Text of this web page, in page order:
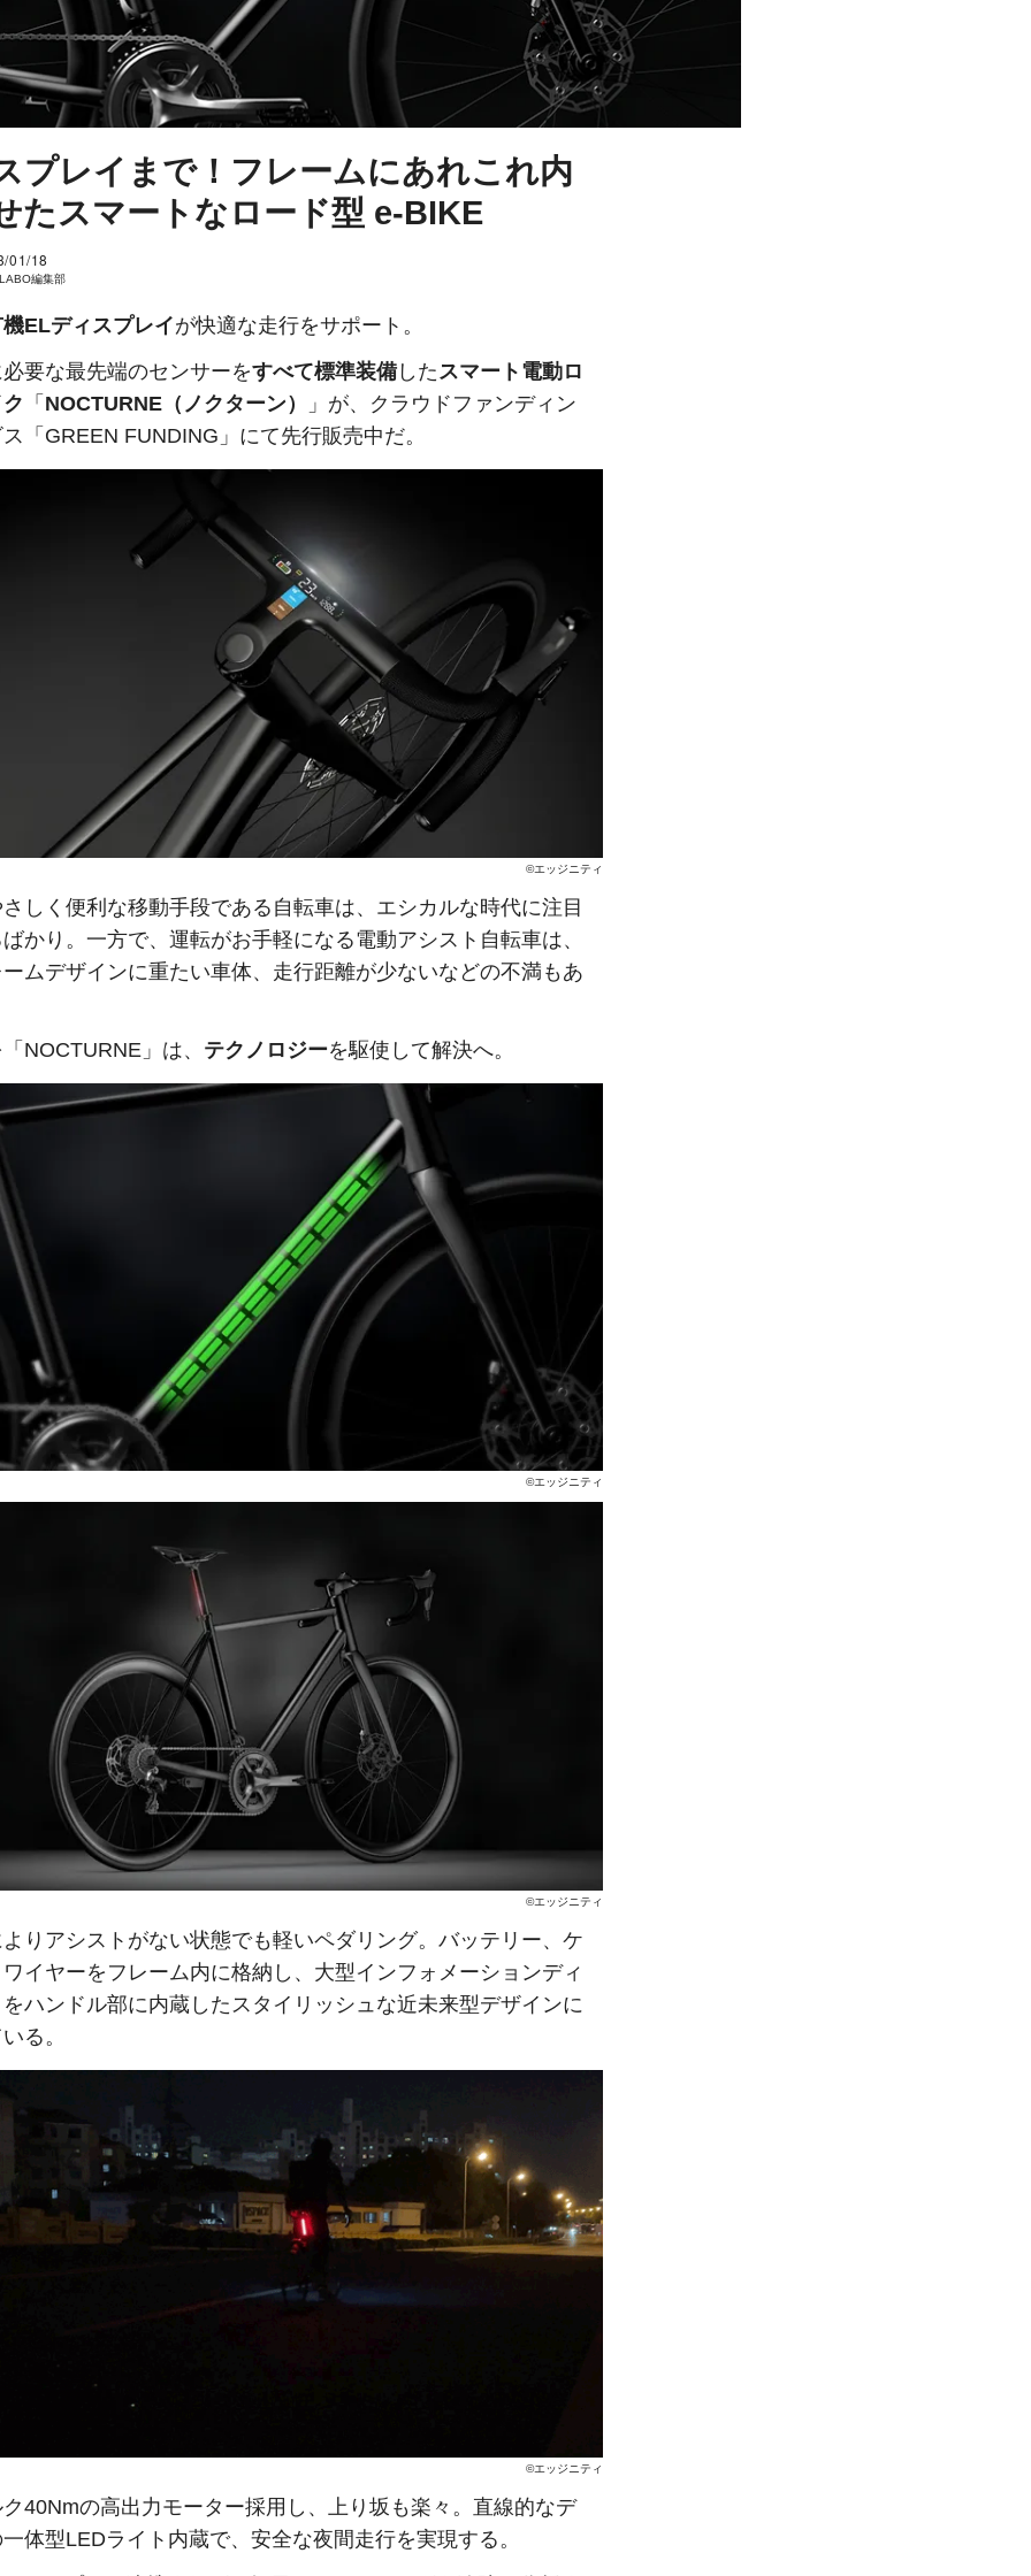
プレイまで！フレームにあれこれ内
たスマートなロード型 e-BIKE
01/18
編集部
ELディスプレイが快適な走行をサポート。
要な最先端のセンサーをすべて標準装備 したスマート電動ロ
「 NOCTURNE（ノクターン）
」が、クラウドファンディン
「GREEN FUNDING」にて先行販売中だ。
©エッジニティ
しく便利な移動手段である自転車は、エシカルな時代に注目
かり。一方で、運転がお手軽になる電動アシスト自転車は、
ムデザインに重たい車体、走行距離が少ないなどの不満もあ
NOCTURNE」は、 テクノロジーを駆使して解決へ。
©エッジニティ
©エッジニティ
りアシストがない状態でも軽いペダリング。バッテリー、ケ
イヤーをフレーム内に格納し、大型インフォメーションディ
ハンドル部に内蔵したスタイリッシュな近未来型デザインに
る。
©エッジニティ
40Nmの高出力モーター採用し、上り坂も楽々。直線的なデ
体型LEDライト内蔵で、安全な夜間走行を実現する。